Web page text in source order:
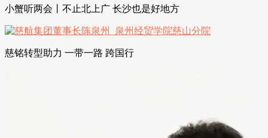
小蟹听两会丨不止北上广 长沙也是好地方
慈铭转型助力 一带一路 跨国行